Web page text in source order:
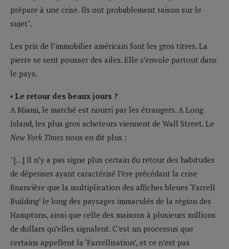
prépare à une crise. Ils ont probablement raison sur le
sujet".
Les prix de l’immobilier américain font les gros titres. La
pierre se sent pousser des ailes. Elle s’envole partout dans
le pays.
▪ Le retour des beaux jours ?
A Miami, le marché est nourri par les étrangers. A Long
Island, les plus gros acheteurs viennent de Wall Street. Le
New York Times nous en dit plus :
"[…] Il n’y a pas signe plus certain du retour des habitudes
de dépenses ayant caractérisé l’ère précédant la crise
financière que la multiplication des affiches bleues ‘Farrell
Building’ le long des paysages immaculés de la région des
Hamptons, ainsi que celle des maisons à plusieurs millions
de dollars qu’elles signalent. C’est un processus que
certains appellent la ‘Farrellisation’, et ce n’est pas